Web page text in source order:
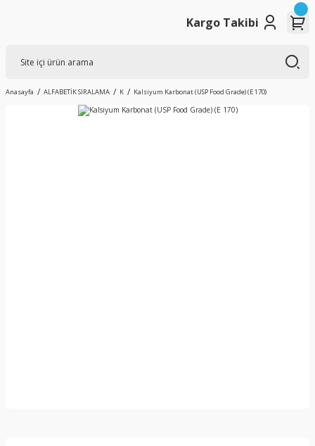
Kargo Takibi
Anasayfa ALFABETİK SIRALAMA K Kalsiyum Karbonat (USP Food Grade) (E 170)